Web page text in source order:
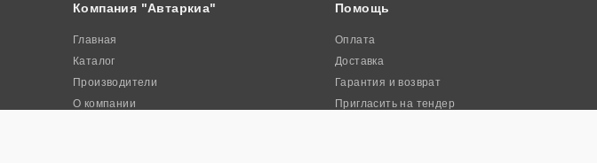
Компания "Автаркиа"
Главная
Каталог
Производители
О компании
Помощь
Оплата
Доставка
Гарантия и возврат
Пригласить на тендер